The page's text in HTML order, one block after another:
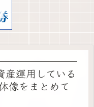
運用している
像をまとめて